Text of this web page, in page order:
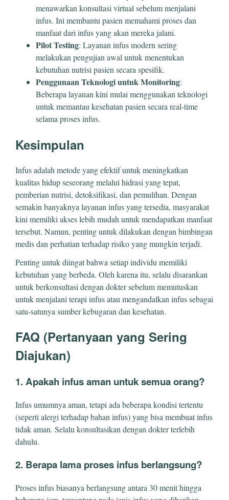
menawarkan konsultasi virtual sebelum menjalani
infus. Ini membantu pasien memahami proses dan
manfaat dari infus yang akan mereka jalani.
Pilot Testing: Layanan infus modern sering
melakukan pengujian awal untuk menentukan
kebutuhan nutrisi pasien secara spesifik.
Penggunaan Teknologi untuk Monitoring:
Beberapa layanan kini mulai menggunakan teknologi
untuk memantau kesehatan pasien secara real-time
selama proses infus.
Kesimpulan
Infus adalah metode yang efektif untuk meningkatkan
kualitas hidup seseorang melalui hidrasi yang tepat,
pemberian nutrisi, detoksifikasi, dan pemulihan. Dengan
semakin banyaknya layanan infus yang tersedia, masyarakat
kini memiliki akses lebih mudah untuk mendapatkan manfaat
tersebut. Namun, penting untuk dilakukan dengan bimbingan
medis dan perhatian terhadap risiko yang mungkin terjadi.
Penting untuk diingat bahwa setiap individu memiliki
kebutuhan yang berbeda. Oleh karena itu, selalu disarankan
untuk berkonsultasi dengan dokter sebelum memutuskan
untuk menjalani terapi infus atau mengandalkan infus sebagai
satu-satunya sumber kebugaran dan kesehatan.
FAQ (Pertanyaan yang Sering
Diajukan)
1. Apakah infus aman untuk semua orang?
Infus umumnya aman, tetapi ada beberapa kondisi tertentu
(seperti alergi terhadap bahan infus) yang bisa membuat infus
tidak aman. Selalu konsultasikan dengan dokter terlebih
dahulu.
2. Berapa lama proses infus berlangsung?
Proses infus biasanya berlangsung antara 30 menit hingga